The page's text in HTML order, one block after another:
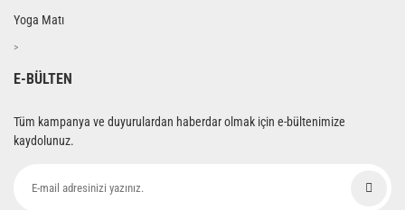
Yoga Matı
>
E-BÜLTEN
Tüm kampanya ve duyurulardan haberdar olmak için e-bültenimize
kaydolunuz.